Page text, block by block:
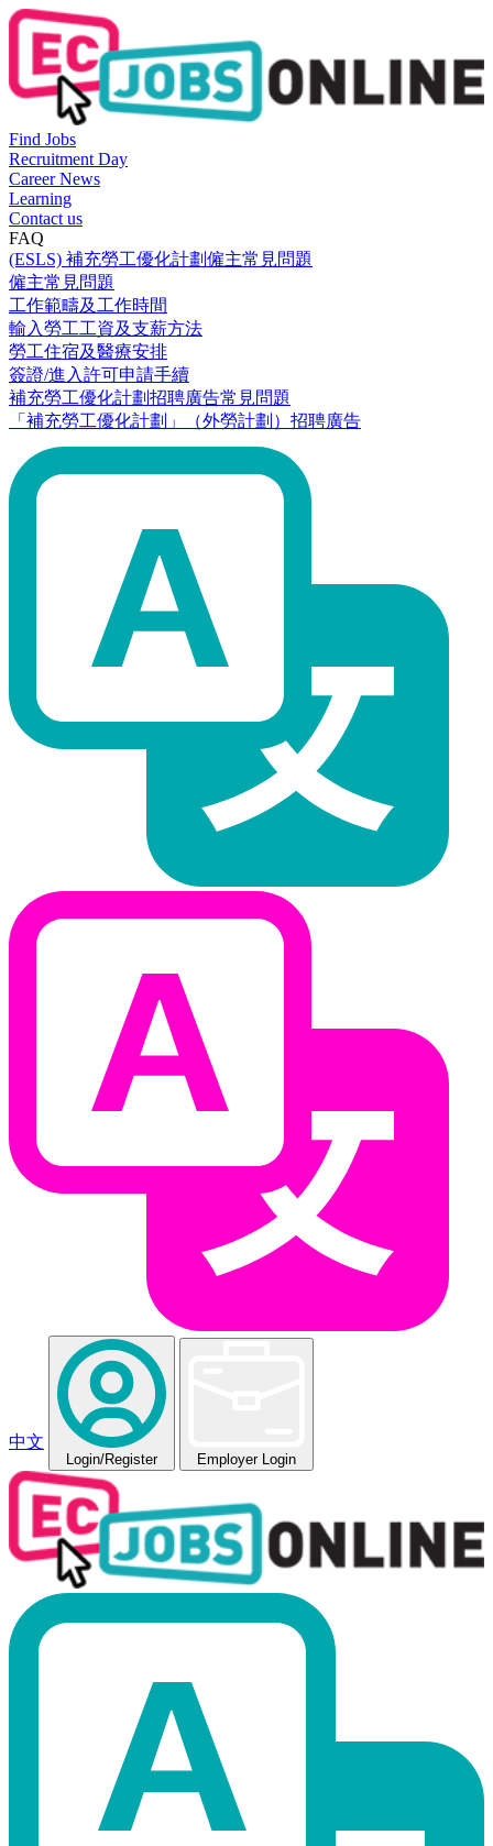
Find Jobs
Recruitment Day
Career News
Learning
Contact us
FAQ
(ESLS) 補充勞工優化計劃僱主常見問題
僱主常見問題
工作範疇及工作時間
輸入勞工工資及支薪方法
勞工住宿及醫療安排
簽證/進入許可申請手續
補充勞工優化計劃招聘廣告常見問題
「補充勞工優化計劃」（外勞計劃）招聘廣告
中文
Login/Register Employer Login